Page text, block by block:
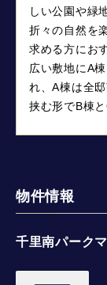
しい公園や緑
折々の自然を
求める方にお
広い敷地にA
れ、A棟は全
挟む形でB棟
物件情報
千里南パーク